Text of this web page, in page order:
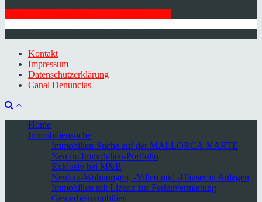
Kontakt
Impressum
Datenschutzerklärung
Canal Denuncias
Home
Immobiliensuche
Immobilien-Suche auf der MALLORCA-KARTE
Neu im Immobilien-Portfolio
Exklusiv bei M&B
Neubau-Wohnungen, -Villen und -Häuser in Anlagen
Immobilien mit Lizenz zur Ferienvermietung
Gewerbeimmobilien